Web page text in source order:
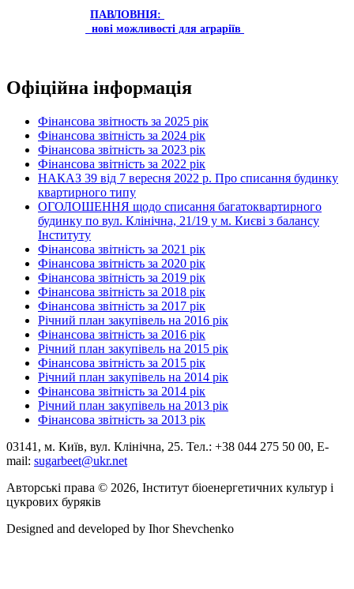
ПАВЛОВНІЯ:
нові можливості для аграріїв
Офіційна інформація
Фінансова звітность за 2025 рік
Фінансова звітність за 2024 рік
Фінансова звітність за 2023 рік
Фінансова звітність за 2022 рік
НАКАЗ 39 від 7 вересня 2022 р. Про списання будинку
квартирного типу
ОГОЛОШЕННЯ щодо списання багатоквартирного
будинку по вул. Клінічна, 21/19 у м. Києві з балансу
Інституту
Фінансова звітність за 2021 рік
Фінансова звітність за 2020 рік
Фінансова звітність за 2019 рік
Фінансова звітність за 2018 рік
Фінансова звітність за 2017 рік
Річний план закупівель на 2016 рік
Фінансова звітність за 2016 рік
Річний план закупівель на 2015 рік
Фінансова звітність за 2015 рік
Річний план закупівель на 2014 рік
Фінансова звітність за 2014 рік
Річний план закупівель на 2013 рік
Фінансова звітність за 2013 рік
03141, м. Київ, вул. Клінічна, 25. Тел.: +38 044 275 50 00, E-
mail: sugarbeet@ukr.net
Авторські права © 2026, Інститут біоенергетичних культур і
цукрових буряків
Designed and developed by Ihor Shevchenko